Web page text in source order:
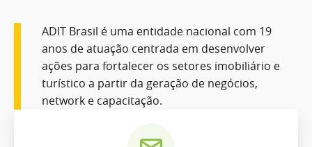
ADIT Brasil é uma entidade nacional com 19
anos de atuação centrada em desenvolver
ações para fortalecer os setores imobiliário e
turístico a partir da geração de negócios,
network e capacitação.